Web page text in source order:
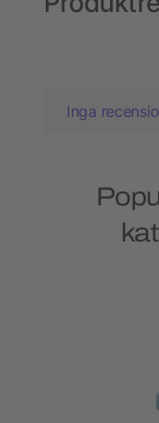
Inga